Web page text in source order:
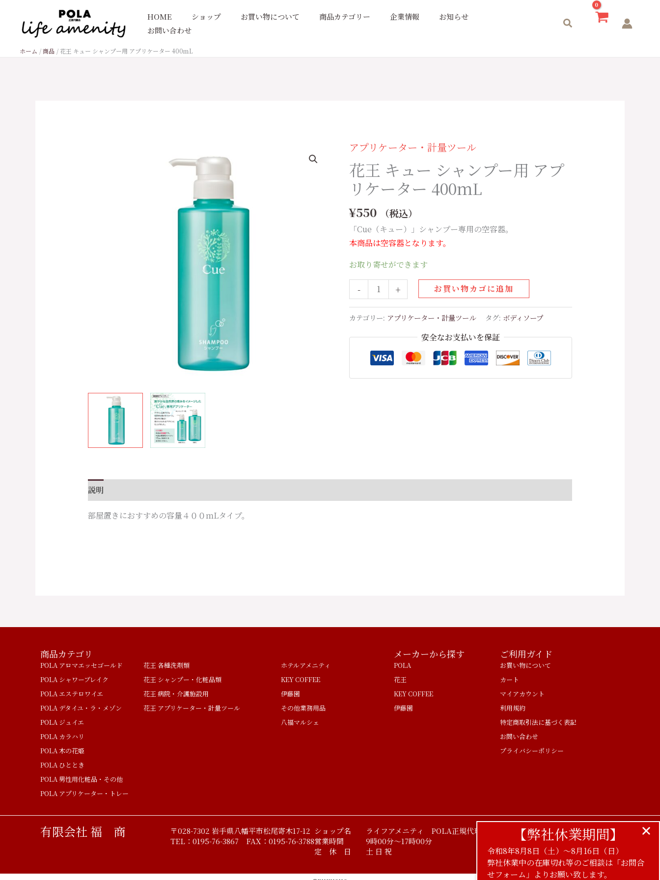
HOME ショップ お買い物について 商品カテゴリー 企業情報
お知らせ
お問い合わせ
検
ホーム 商品 花王 キュー シャンプー用 アプリケーター 400ｍL
アプリケーター・計量ツール
花王 キュー シャンプー用 アプ
リケーター 400ｍL
¥550 （税込）
「Cue（キュー）」シャンプー専用の空容器。
本商品は空容器となります。
お取り寄せができます
-
花
王
キ
ュ
シ
ャ
ン
ア
プ
ケ
ー
+ お買い物カゴに追加
カテゴリー: アプリケーター・計量ツール タグ: ボディソープ
安全なお支払いを保証
説明
部屋置きにおすすめの容量４００ｍLタイプ。
商品カテゴリ
POLA アロマエッセゴールド
POLA シャワーブレイク
POLA エステロワイエ
POLA デタイユ・ラ・メゾン
POLA ジュイエ
POLA カラハリ
POLA 木の花姫
POLA ひととき
POLA 男性用化粧品・その他
POLA アプリケーター・トレー
花王 各種洗剤類
花王 シャンプー・化粧品類
花王 病院・介護施設用
花王 アプリケーター・計量ツール
ホテルアメニティ
KEY COFFEE
伊藤園
その他業務用品
八福マルシェ
メーカーから探す
POLA
花王
KEY COFFEE
伊藤園
ご利用ガイド
お買い物について
カート
マイアカウント
利用規約
特定商取引法に基づく表記
お問い合わせ
プライバシーポリシー
有限会社 福 商
〒028-7302 岩手県八幡平市松尾寄木17-12
TEL：0195-76-3867 FAX：0195-76-3788
ショップ名 ライフアメニティ POLA正規代理店
営業時間 9時00分～17時00分
定 休 日 土 日 祝
【弊社休業期間】
令和8年8月8日（土）〜8月16日（日）
弊社休業中の在庫切れ等のご相談は「お問合
せフォーム」よりお願い致します。